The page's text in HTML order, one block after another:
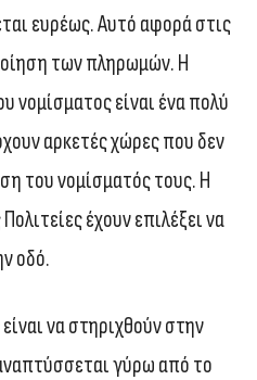
ευρέως. Αυτό αφορά στις
των πληρωμών. Η
νομίσματος είναι ένα πολύ
αρκετές χώρες που δεν
του νομίσματός τους. Η
έχουν επιλέξει να
οδό.
να στηριχθούν στην
γύρω από το